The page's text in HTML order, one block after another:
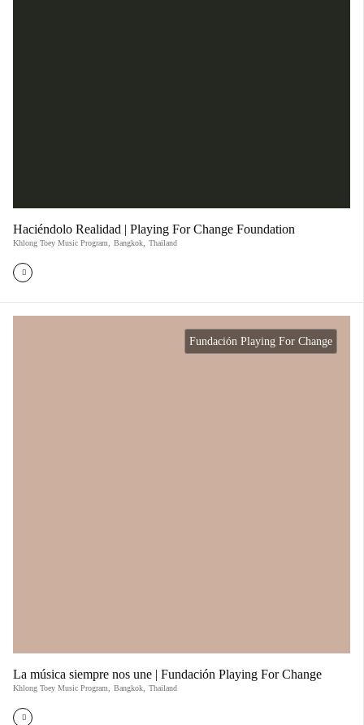
Haciéndolo Realidad | Playing For Change Foundation
Khlong Toey Music Program Bangkok Thailand
Fundación Playing For Change
La música siempre nos une | Fundación Playing For Change
Khlong Toey Music Program Bangkok Thailand